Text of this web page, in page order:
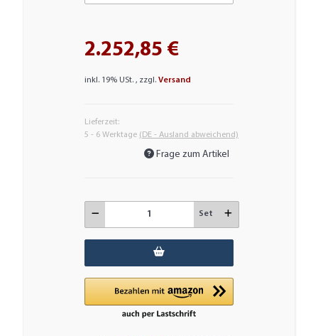
2.252,85 €
inkl. 19% USt. , zzgl.Versand
Lieferzeit:
5 - 6 Werktage (DE - Ausland abweichend)
Frage zum Artikel
Set